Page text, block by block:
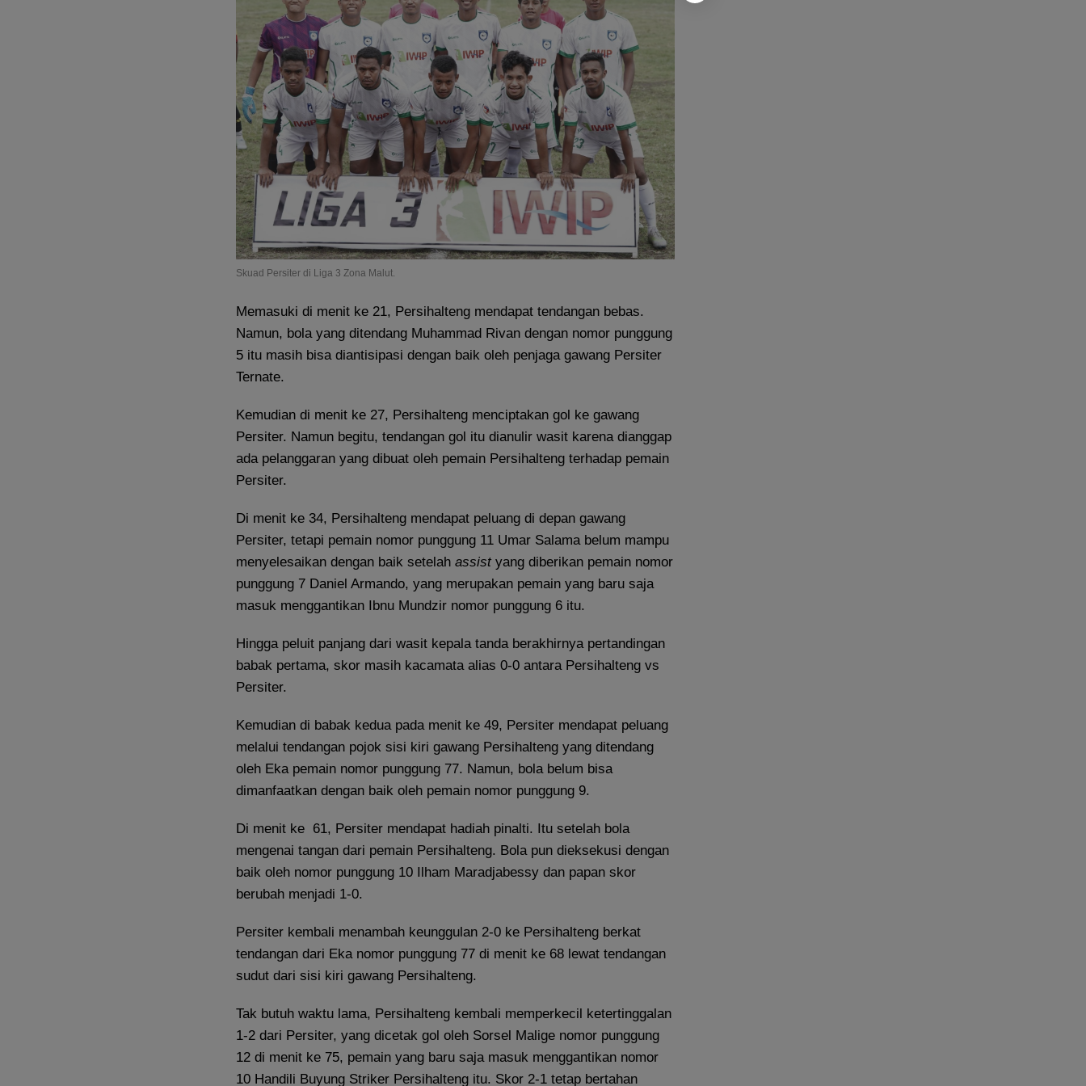
Skuad Persiter di Liga 3 Zona Malut.
Memasuki di menit ke 21, Persihalteng mendapat tendangan bebas.
Namun, bola yang ditendang Muhammad Rivan dengan nomor punggung
5 itu masih bisa diantisipasi dengan baik oleh penjaga gawang Persiter
Ternate.
Kemudian di menit ke 27, Persihalteng menciptakan gol ke gawang
Persiter. Namun begitu, tendangan gol itu dianulir wasit karena dianggap
ada pelanggaran yang dibuat oleh pemain Persihalteng terhadap pemain
Persiter.
Di menit ke 34, Persihalteng mendapat peluang di depan gawang
Persiter, tetapi pemain nomor punggung 11 Umar Salama belum mampu
menyelesaikan dengan baik setelah assistyang diberikan pemain nomor
punggung 7 Daniel Armando, yang merupakan pemain yang baru saja
masuk menggantikan Ibnu Mundzir nomor punggung 6 itu.
Hingga peluit panjang dari wasit kepala tanda berakhirnya pertandingan
babak pertama, skor masih kacamata alias 0-0 antara Persihalteng vs
Persiter.
Kemudian di babak kedua pada menit ke 49, Persiter mendapat peluang
melalui tendangan pojok sisi kiri gawang Persihalteng yang ditendang
oleh Eka pemain nomor punggung 77. Namun, bola belum bisa
dimanfaatkan dengan baik oleh pemain nomor punggung 9.
Di menit ke 61, Persiter mendapat hadiah pinalti. Itu setelah bola
mengenai tangan dari pemain Persihalteng. Bola pun dieksekusi dengan
baik oleh nomor punggung 10 Ilham Maradjabessy dan papan skor
berubah menjadi 1-0.
Persiter kembali menambah keunggulan 2-0 ke Persihalteng berkat
tendangan dari Eka nomor punggung 77 di menit ke 68 lewat tendangan
sudut dari sisi kiri gawang Persihalteng.
Tak butuh waktu lama, Persihalteng kembali memperkecil ketertinggalan
1-2 dari Persiter, yang dicetak gol oleh Sorsel Malige nomor punggung
12 di menit ke 75, pemain yang baru saja masuk menggantikan nomor
10 Handili Buyung Striker Persihalteng itu. Skor 2-1 tetap bertahan